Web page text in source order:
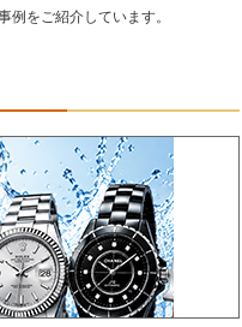
をご紹介しています。